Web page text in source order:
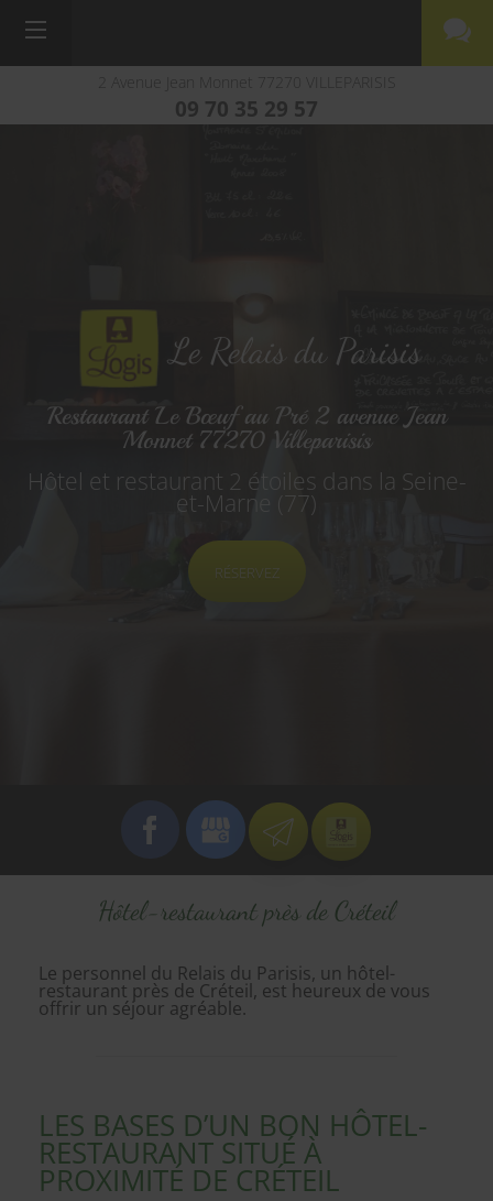
2 Avenue Jean Monnet
09 70 35 29 57
Le Relais du Parisis
Restaurant Le Bœuf au Pré 2 avenue Jean
Monnet 77270 Villeparisis
Hôtel et restaurant 2 étoiles dans la Seine-
et-Marne (77)
RÉSERVEZ
Hôtel-restaurant près de Créteil
Le personnel du Relais du Parisis, un hôtel-
restaurant près de Créteil, est heureux de vous
offrir un séjour agréable.
LES BASES D’UN BON HÔTEL-
RESTAURANT SITUÉ À
PROXIMITÉ DE CRÉTEIL